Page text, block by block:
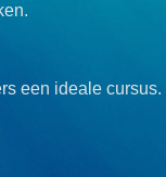
een ideale cursus.